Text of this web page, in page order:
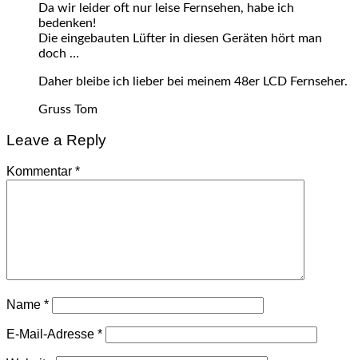
Da wir leider oft nur leise Fernsehen, habe ich
bedenken!
Die eingebauten Lüfter in diesen Geräten hört man
doch …
Daher bleibe ich lieber bei meinem 48er LCD Fernseher.
Gruss Tom
Leave a Reply
Kommentar *
Name *
E-Mail-Adresse *